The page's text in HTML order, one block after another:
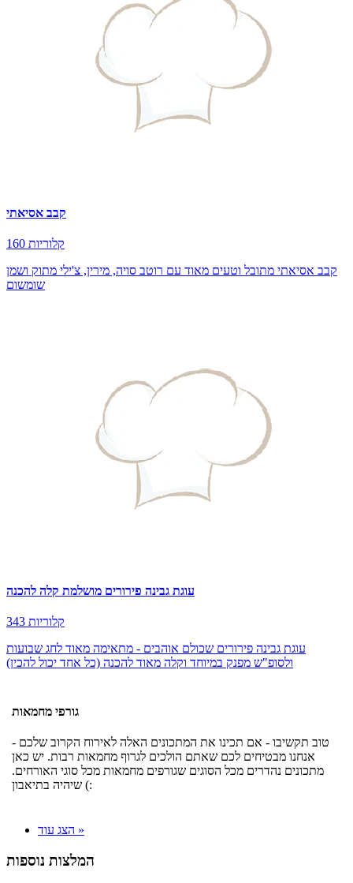
קבב אסיאתי
160 קלוריות
קבב אסיאתי מתובל וטעים מאוד עם רוטב סויה, מירין, צ'ילי מתוק ושמן
שומשום
עוגת גבינה פירורים מושלמת קלה להכנה
343 קלוריות
עוגת גבינה פירורים שכולם אוהבים - מתאימה מאוד לחג שבועות
ולסופ"ש מפנק במיוחד וקלה מאוד להכנה (כל אחד יכול להכין)
גורפי מחמאות
טוב תקשיבו - אם תכינו את המתכונים האלה לאירוח הקרוב שלכם -
אנחנו מבטיחים לכם שאתם הולכים לגרוף מחמאות רבות. יש כאן
מתכונים נהדרים מכל הסוגים שגורפים מחמאות מכל סוגי האורחים.
שיהיה בתיאבון (:
הצג עוד »
המלצות נוספות